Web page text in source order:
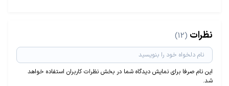
نظرات (12)
این نام صرفا برای نمایش دیدگاه شما در بخش نظرات کاربران استفاده خواهد
شد.